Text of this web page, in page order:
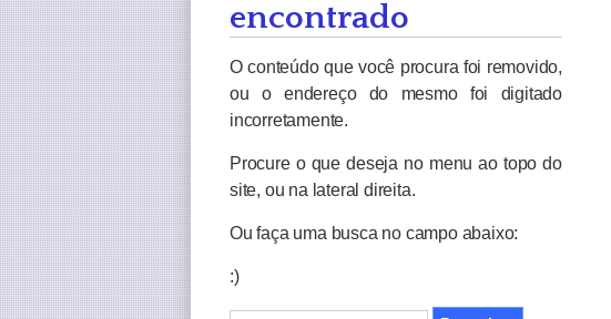
encontrado
O conteúdo que você procura foi removido,
ou o endereço do mesmo foi digitado
incorretamente.
Procure o que deseja no menu ao topo do
site, ou na lateral direita.
Ou faça uma busca no campo abaixo:
:)